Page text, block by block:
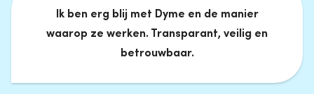
Ik ben erg blij met Dyme en de manier
waarop ze werken. Transparant, veilig en
betrouwbaar.